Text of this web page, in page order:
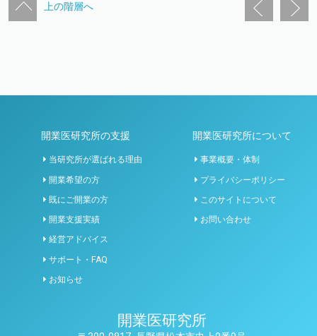
上の階層へ
開業医研究所の支援
当研究所が選ばれる理由
開業希望の方
既にご開業の方
開業支援実績
経営アドバイス
サポート・FAQ
お知らせ
開業医研究所について
事業概要・体制
プライバシーポリシー
このサイトについて
お問い合わせ
開業医研究所